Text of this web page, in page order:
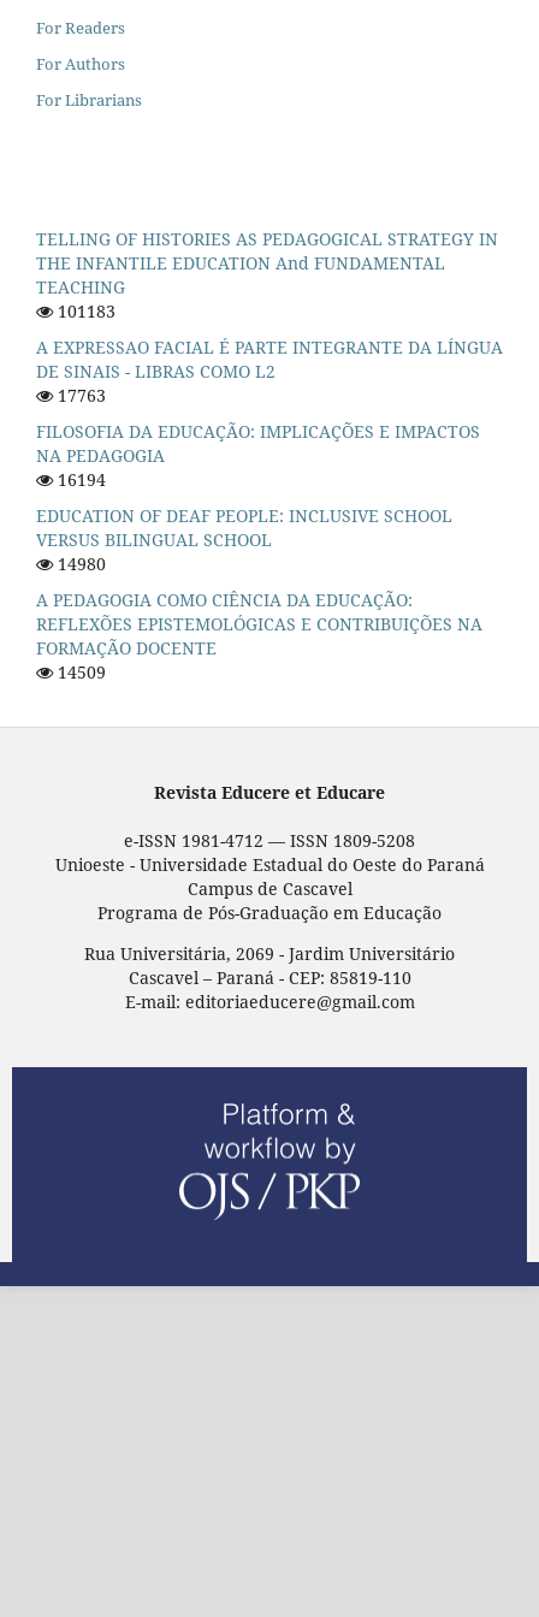
For Readers
For Authors
For Librarians
TELLING OF HISTORIES AS PEDAGOGICAL STRATEGY IN
THE INFANTILE EDUCATION And FUNDAMENTAL
TEACHING
101183
A EXPRESSAO FACIAL É PARTE INTEGRANTE DA LÍNGUA
DE SINAIS - LIBRAS COMO L2
17763
FILOSOFIA DA EDUCAÇÃO: IMPLICAÇÕES E IMPACTOS
NA PEDAGOGIA
16194
EDUCATION OF DEAF PEOPLE: INCLUSIVE SCHOOL
VERSUS BILINGUAL SCHOOL
14980
A PEDAGOGIA COMO CIÊNCIA DA EDUCAÇÃO:
REFLEXÕES EPISTEMOLÓGICAS E CONTRIBUIÇÕES NA
FORMAÇÃO DOCENTE
14509
Revista Educere et Educare
e-ISSN 1981-4712 — ISSN 1809-5208
Unioeste - Universidade Estadual do Oeste do Paraná
Campus de Cascavel
Programa de Pós-Graduação em Educação
Rua Universitária, 2069 - Jardim Universitário
Cascavel – Paraná - CEP: 85819-110
E-mail: editoriaeducere@gmail.com